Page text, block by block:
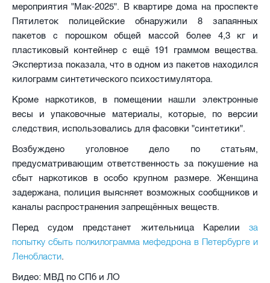
мероприятия "Мак-2025". В квартире дома на проспекте
Пятилеток полицейские обнаружили 8 запаянных
пакетов с порошком общей массой более 4,3 кг и
пластиковый контейнер с ещё 191 граммом вещества.
Экспертиза показала, что в одном из пакетов находился
килограмм синтетического психостимулятора.
Кроме наркотиков, в помещении нашли электронные
весы и упаковочные материалы, которые, по версии
следствия, использовались для фасовки "синтетики".
Возбуждено уголовное дело по статьям,
предусматривающим ответственность за покушение на
сбыт наркотиков в особо крупном размере. Женщина
задержана, полиция выясняет возможных сообщников и
каналы распространения запрещённых веществ.
Перед судом предстанет жительница Карелии за
попытку сбыть полкилограмма мефедрона в Петербурге и
Ленобласти.
Видео: МВД по СПб и ЛО